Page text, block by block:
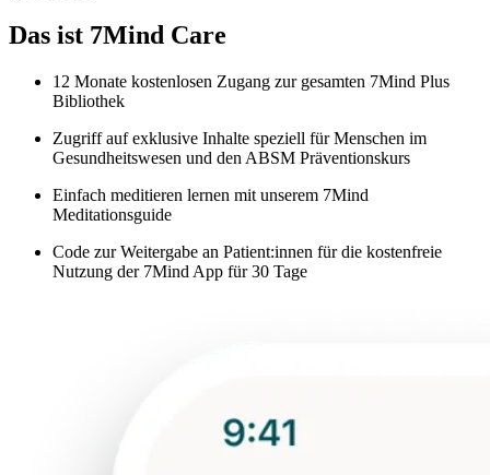
Das ist 7Mind Care
12 Monate kostenlosen Zugang zur gesamten 7Mind Plus
Bibliothek
Zugriff auf exklusive Inhalte speziell für Menschen im
Gesundheitswesen und den ABSM Präventionskurs
Einfach meditieren lernen mit unserem 7Mind
Meditationsguide
Code zur Weitergabe an Patient:innen für die kostenfreie
Nutzung der 7Mind App für 30 Tage